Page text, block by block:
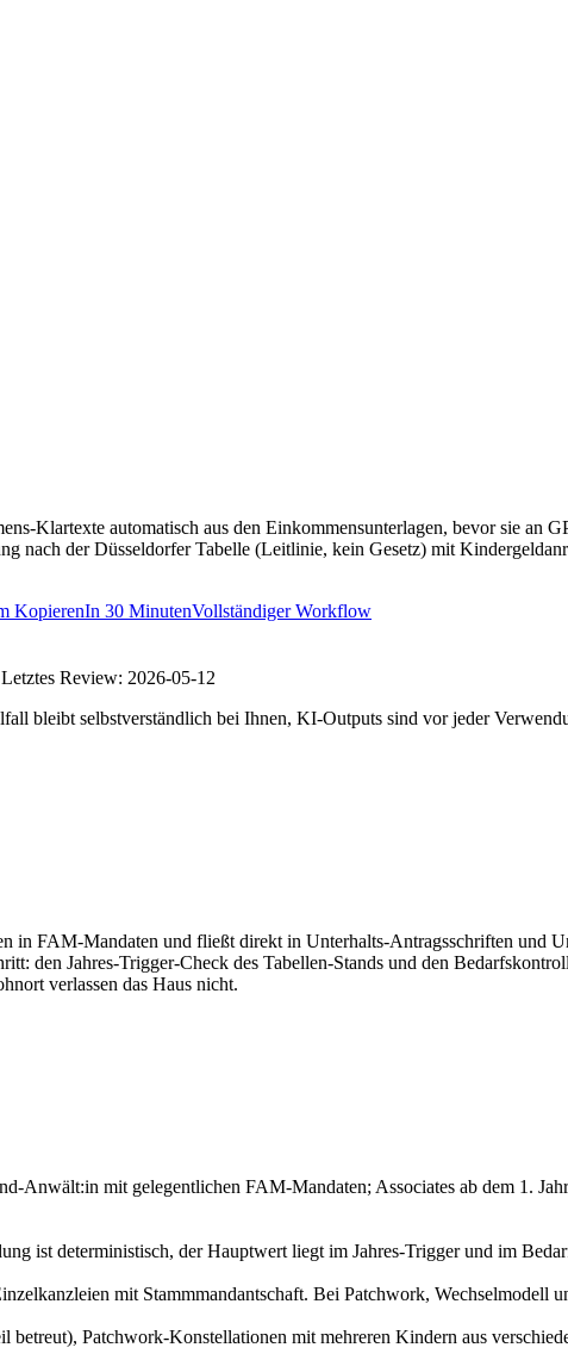
Klartexte automatisch aus den Einkommensunterlagen, bevor sie an
nach der Düsseldorfer Tabelle (Leitlinie, kein Gesetz) mit
KopierenIn 30 MinutenVollständiger Workflow
Review: 2026-05-12
bleibt selbstverständlich bei Ihnen, KI-Outputs sind vor jeder
in FAM-Mandaten und fließt direkt in Unterhalts-Antragsschriften und
den Jahres-Trigger-Check des Tabellen-Stands und den
verlassen das Haus nicht.
Anwält:in mit gelegentlichen FAM-Mandaten; Associates ab dem 1.
ist deterministisch, der Hauptwert liegt im Jahres-Trigger und im
mit Stammmandantschaft. Bei Patchwork, Wechselmodell
Patchwork-Konstellationen mit mehreren Kindern aus